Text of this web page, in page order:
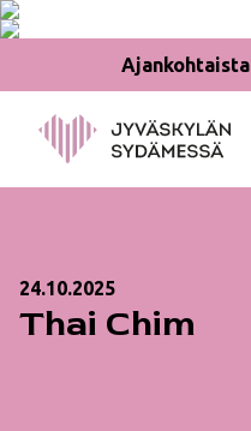
Ajankohtaista
sisältöön
24.10.2025
Thai Chim